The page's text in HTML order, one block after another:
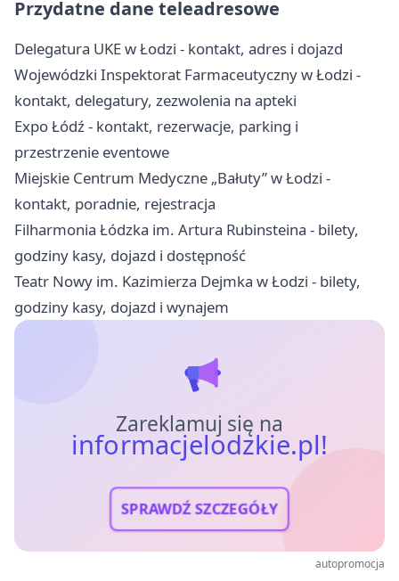
Przydatne dane teleadresowe
Delegatura UKE w Łodzi - kontakt, adres i dojazd
Wojewódzki Inspektorat Farmaceutyczny w Łodzi -
kontakt, delegatury, zezwolenia na apteki
Expo Łódź - kontakt, rezerwacje, parking i
przestrzenie eventowe
Miejskie Centrum Medyczne „Bałuty” w Łodzi -
kontakt, poradnie, rejestracja
Filharmonia Łódzka im. Artura Rubinsteina - bilety,
godziny kasy, dojazd i dostępność
Teatr Nowy im. Kazimierza Dejmka w Łodzi - bilety,
godziny kasy, dojazd i wynajem
Zareklamuj się na
informacjelodzkie.pl!
SPRAWDŹ SZCZEGÓŁY
autopromocja